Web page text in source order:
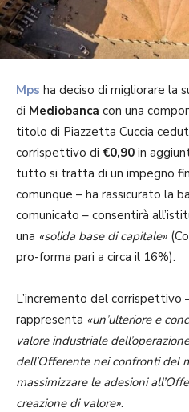
Mps ha deciso di migliorare la
di Mediobanca con una
titolo di Piazzetta Cuccia
corrispettivo di €0,90 in
tutto si tratta di un impegno
comunque – ha rassicurato la
comunicato – consentirà
una «solida base di capitale»
pro-forma pari a circa il 16%).
L’incremento del corrispettivo
rappresenta «un’ulteriore e
valore industriale
dell’Offerente nei confronti del
massimizzare le adesioni
creazione di valore».